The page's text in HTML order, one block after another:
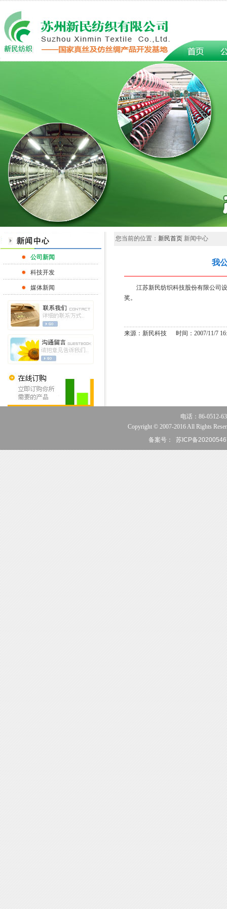
公司新闻
科技开发
媒体新闻
您当前的位置： 新民首页 新闻中心
我
江苏新民纺织科技股份有限公司设
奖。
来源：新民科技 时间：2007/11/7
电话：86-0512-
Copyright © 2007-2016 All Rights
备案号：
苏ICP备